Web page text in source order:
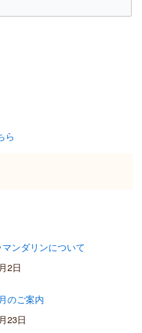
ら
ンダリンについて
2日
のご案内
23日